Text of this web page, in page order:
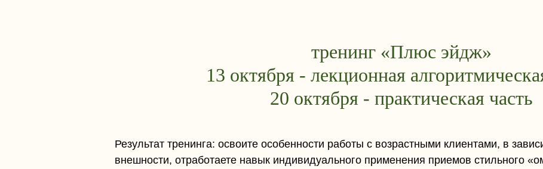
тренинг «Плюс эйдж»
13 октября - лекционная
20 октября - практическая часть
Результат тренинга: освоите особенности работы с возрастными клиентами, в
внешности, отработаете навык индивидуального применения приемов стильного